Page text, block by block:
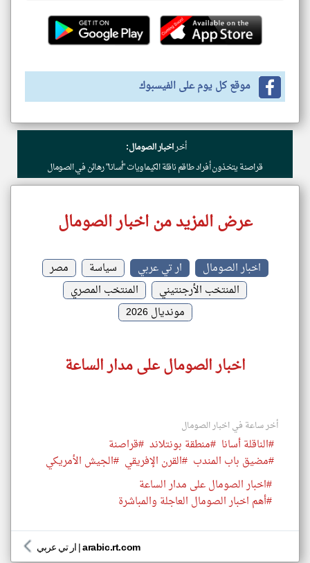
موقع كل يوم على الفيسبوك
أخراخبار الصومال:
قراصنة يتخذون أفراد طاقم ناقلة الكيماويات "أسانا" رهائن في الصومال
عرض المزيد من اخبار الصومال
اخبار الصومال ار تي عربي سياسة
مصر
المنتخب الأرجنتيني
المنتخب المصري
مونديال 2026
اخبار الصومال على مدار الساعة
أخر ساعة في اخبار الصومال
#الناقلة أسانا #منطقة بونتلاند #قراصنة
#مضيق باب المندب #القرن الإفريقي #الجيش الأمريكي
#اخبار الصومال على مدار الساعة
#أهم اخبار الصومال العاجلة والمباشرة
ار تي عربي |arabic.rt.com